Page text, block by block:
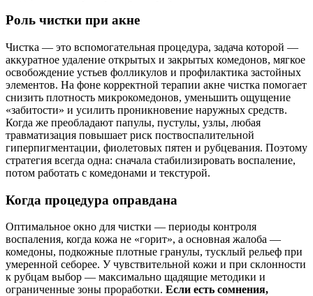
Роль чистки при акне
Чистка — это вспомогательная процедура, задача которой —
аккуратное удаление открытых и закрытых комедонов, мягкое
освобождение устьев фолликулов и профилактика застойных
элементов. На фоне корректной терапии акне чистка помогает
снизить плотность микрокомедонов, уменьшить ощущение
«забитости» и усилить проникновение наружных средств.
Когда же преобладают папулы, пустулы, узлы, любая
травматизация повышает риск поствоспалительной
гиперпигментации, фиолетовых пятен и рубцевания. Поэтому
стратегия всегда одна: сначала стабилизировать воспаление,
потом работать с комедонами и текстурой.
Когда процедура оправдана
Оптимальное окно для чистки — периоды контроля
воспаления, когда кожа не «горит», а основная жалоба —
комедоны, подкожные плотные гранулы, тусклый рельеф при
умеренной себорее. У чувствительной кожи и при склонности
к рубцам выбор — максимально щадящие методики и
ограниченные зоны проработки. Если есть сомнения,